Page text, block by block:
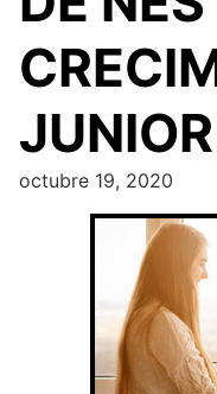
octubre 19, 2020